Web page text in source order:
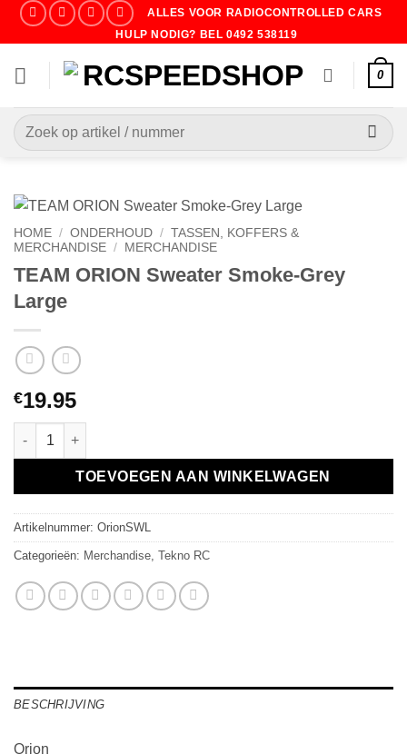
ALLES VOOR RADIOCONTROLLED CARS
HULP NODIG? BEL 0492 538119
0
Zoeken
naar:
HOME / ONDERHOUD / TASSEN, KOFFERS &
MERCHANDISE / MERCHANDISE
TEAM ORION Sweater Smoke-Grey
Large
€19.95
TEAM ORION Sweater Smoke-Grey Large aantal
TOEVOEGEN AAN WINKELWAGEN
Artikelnummer: OrionSWL
Categorieën: Merchandise Tekno RC
BESCHRIJVING
Orion